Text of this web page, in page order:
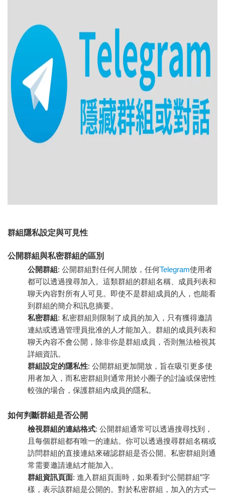
群組隱私設定與可見性
公開群組與私密群組的區別
公開群組: 公開群組對任何人開放，任何Telegram使用者
都可以透過搜尋加入。這類群組的群組名稱、成員列表和
聊天內容對所有人可見。即使不是群組成員的人，也能看
到群組的簡介和訊息摘要。
私密群組: 私密群組則限制了成員的加入，只有獲得邀請
連結或透過管理員批准的人才能加入。群組的成員列表和
聊天內容不會公開，除非你是群組成員，否則無法檢視其
詳細資訊。
群組設定的隱私性: 公開群組更加開放，旨在吸引更多使
用者加入，而私密群組則通常用於小圈子的討論或保密性
較強的場合，保護群組內成員的隱私。
如何判斷群組是否公開
檢視群組的連結格式: 公開群組通常可以透過搜尋找到，
且每個群組都有唯一的連結。你可以透過搜尋群組名稱或
訪問群組的直接連結來確認群組是否公開。私密群組則通
常需要邀請連結才能加入。
群組資訊頁面: 進入群組頁面時，如果看到“公開群組”字
樣，表示該群組是公開的。對於私密群組，加入的方式一